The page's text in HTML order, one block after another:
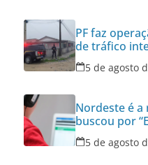
PF faz
de tráfico
armas
5 de agosto
Nordeste é a
buscou por
no último ano
5 de agosto